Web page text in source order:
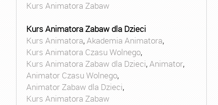
Kurs Animatora Zabaw
Kurs Animatora Zabaw dla Dzieci
Kurs Animatora,Akademia Animatora,
Kurs Animatora Czasu Wolnego,
Kurs Animatora Zabaw dla Dzieci,Animator,
Animator Czasu Wolnego,
Animator Zabaw dla Dzieci,
Kurs Animatora Zabaw